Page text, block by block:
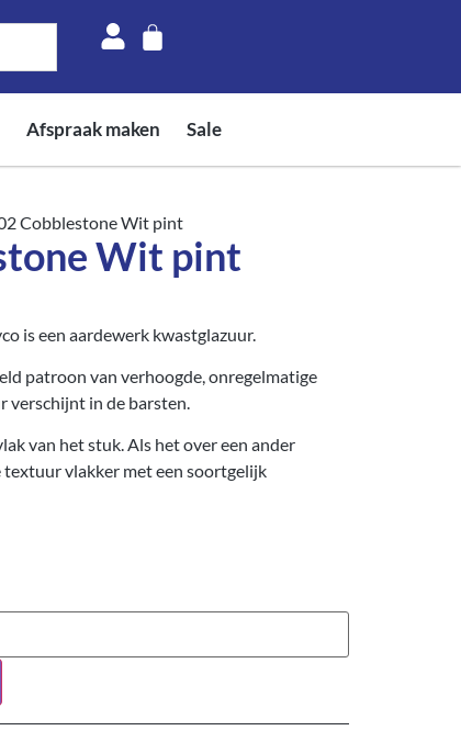
Afspraak maken Sale
Cobblestone Wit pint
Wit pint
is een aardewerk kwastglazuur.
patroon van verhoogde, onregelmatige
verschijnt in de barsten.
van het stuk. Als het over een ander
vlakker met een soortgelijk